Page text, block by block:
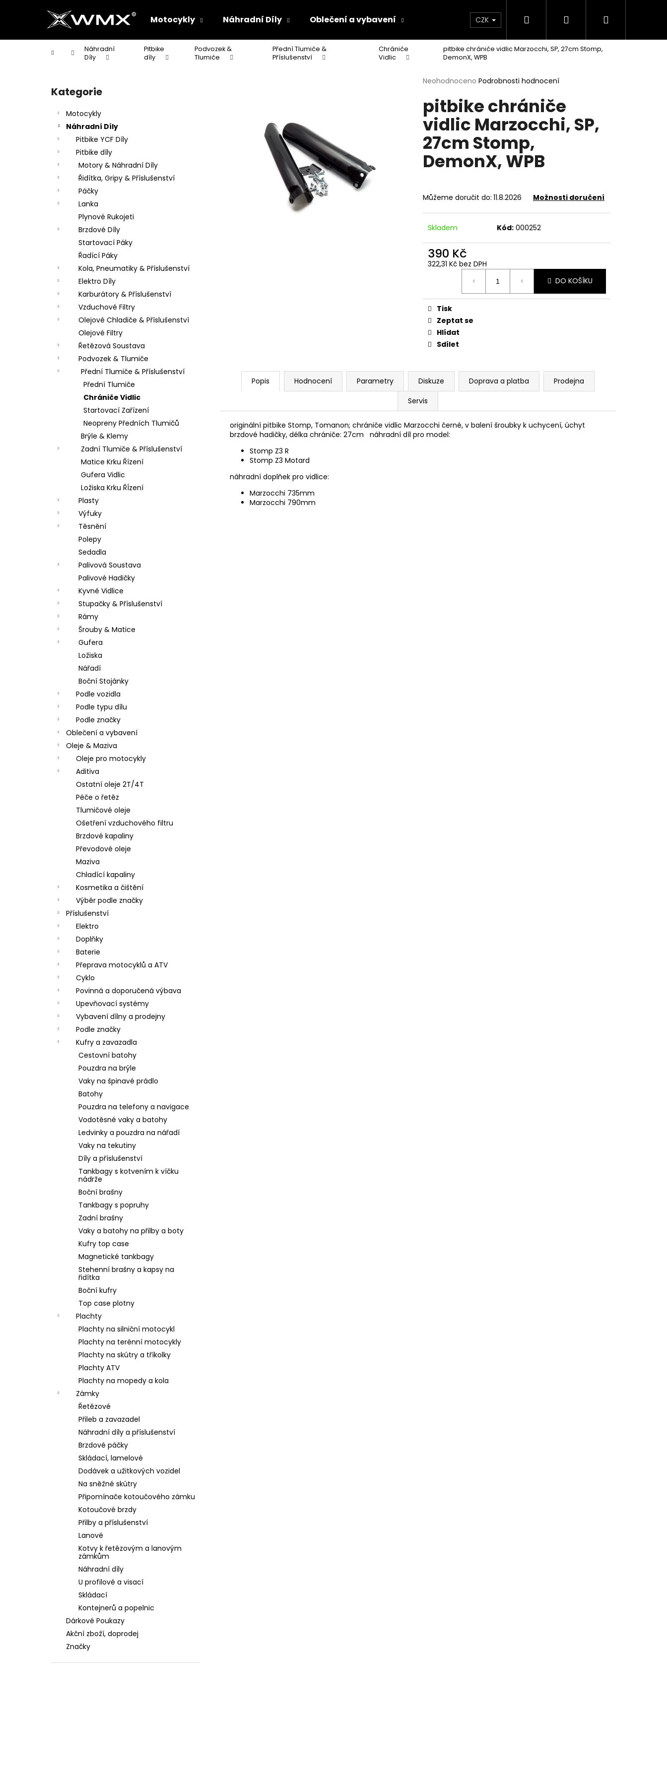
Motocykly Náhradní Díly Oblečení a vybavení Oleje & Maziva Příslušenství Dárkové
CZK Hledat PřihlášeníNákupní
Domů
Náhradní
Díly
Pitbike
díly
Podvozek &
Tlumiče
Přední Tlumiče &
Příslušenství
Chrániče
Vidlic
pitbike chrániče vidlic Marzocchi, SP, 27cm Stomp,
DemonX, WPB
Přeskočit
kategorie
Kategorie
Motocykly
Náhradní Díly
Pitbike YCF Díly
Pitbike díly
Motory & Náhradní Díly
Řidítka, Gripy & Příslušenství
Páčky
Lanka
Plynové Rukojeti
Brzdové Díly
Startovací Páky
Řadící Páky
Kola, Pneumatiky & Příslušenství
Elektro Díly
Karburátory & Příslušenství
Vzduchové Filtry
Olejové Chladiče & Příslušenství
Olejové Filtry
Řetězová Soustava
Podvozek & Tlumiče
Přední Tlumiče & Příslušenství
Přední Tlumiče
Chrániče Vidlic
Startovací Zařízení
Neopreny Předních Tlumičů
Brýle & Klemy
Zadní Tlumiče & Příslušenství
Matice Krku Řízení
Gufera Vidlic
Ložiska Krku ŘÍzení
Plasty
Výfuky
Těsnění
Polepy
Sedadla
Palivová Soustava
Palivové Hadičky
Kyvné Vidlice
Stupačky & Příslušenství
Rámy
Šrouby & Matice
Gufera
Ložiska
Nářadí
Boční Stojánky
Podle vozidla
Podle typu dílu
Podle značky
Oblečení a vybavení
Oleje & Maziva
Oleje pro motocykly
Aditiva
Ostatní oleje 2T/4T
Péče o řetěz
Tlumičové oleje
Ošetření vzduchového filtru
Brzdové kapaliny
Převodové oleje
Maziva
Chladící kapaliny
Kosmetika a čištění
Výběr podle značky
Příslušenství
Elektro
Doplňky
Baterie
Přeprava motocyklů a ATV
Cyklo
Povinná a doporučená výbava
Upevňovací systémy
Vybavení dílny a prodejny
Podle značky
Kufry a zavazadla
Cestovní batohy
Pouzdra na brýle
Vaky na špinavé prádlo
Batohy
Pouzdra na telefony a navigace
Vodotěsné vaky a batohy
Ledvinky a pouzdra na nářadí
Vaky na tekutiny
Díly a příslušenství
Tankbagy s kotvením k víčku
nádrže
Boční brašny
Tankbagy s popruhy
Zadní brašny
Vaky a batohy na přilby a boty
Kufry top case
Magnetické tankbagy
Stehenní brašny a kapsy na
řidítka
Boční kufry
Top case plotny
Plachty
Plachty na silniční motocykl
Plachty na terénní motocykly
Plachty na skútry a tříkolky
Plachty ATV
Plachty na mopedy a kola
Zámky
Řetězové
Přileb a zavazadel
Náhradní díly a příslušenství
Brzdové páčky
Skládací, lamelové
Dodávek a užitkových vozidel
Na sněžné skútry
Připomínače kotoučového zámku
Kotoučové brzdy
Přilby a příslušenství
Lanové
Kotvy k řetězovým a lanovým
zámkům
Náhradní díly
U profilové a visací
Skládací
Kontejnerů a popelnic
Dárkové Poukazy
Akční zboží, doprodej
Značky
Průměrné
produktu
je
0,0
z
5
hvězdiček.
Neohodnoceno Podrobnosti hodnocení
pitbike chrániče
vidlic Marzocchi, SP,
27cm Stomp,
DemonX, WPB
Můžeme doručit do: 11.8.2026 Možnosti doručení
Skladem Kód: 000252
390 Kč
322,31 Kč bez DPH
DO KOŠÍKU
Tisk
Zeptat se
Hlídat
Sdílet
Popis Hodnocení Parametry Diskuze Doprava a platba
Prodejna
Servis
originální pitbike Stomp, Tomanon; chrániče vidlic Marzocchi černé, v balení šroubky k uchycení, úchyt
brzdové hadičky, délka chrániče: 27cm náhradní díl pro model:
Stomp Z3 R
Stomp Z3 Motard
náhradní doplňek pro vidlice:
Marzocchi 735mm
Marzocchi 790mm
í
Zpět
do
Zpět
do
Co potřebujete najít?
Doporučujeme
Následující
PITBIKE DUŠE PŘEDNÍ 14 PALCŮ
200 Kč
ŠROUBY K UCHYCENÍ MOTORU,
M8X115MM, M8X105MM STOMP,
DEMONX, WPB